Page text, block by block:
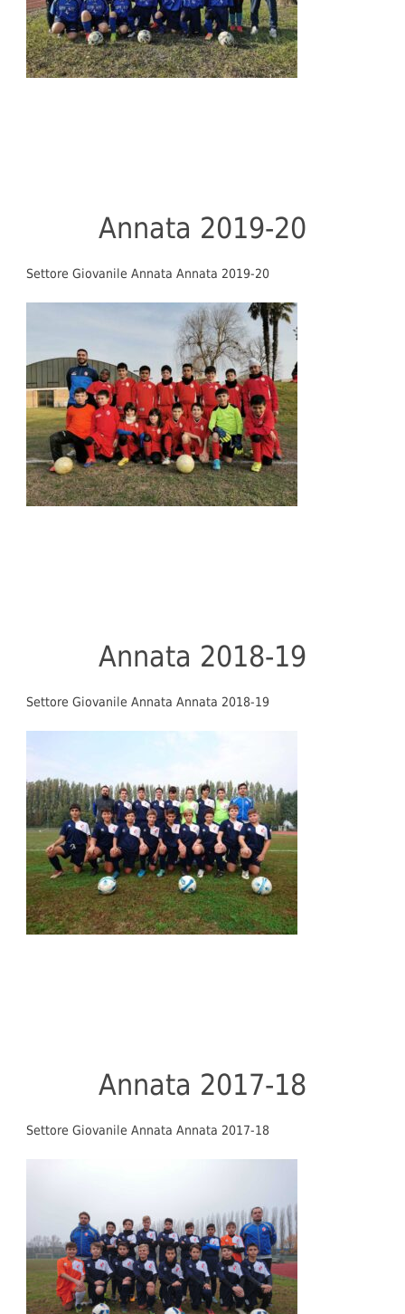
Annata 2019-20
Settore Giovanile Annata Annata 2019-20
Annata 2018-19
Settore Giovanile Annata Annata 2018-19
Annata 2017-18
Settore Giovanile Annata Annata 2017-18